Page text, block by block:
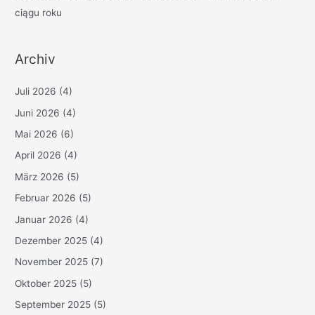
ciągu roku
Archiv
Juli 2026 (4)
Juni 2026 (4)
Mai 2026 (6)
April 2026 (4)
März 2026 (5)
Februar 2026 (5)
Januar 2026 (4)
Dezember 2025 (4)
November 2025 (7)
Oktober 2025 (5)
September 2025 (5)